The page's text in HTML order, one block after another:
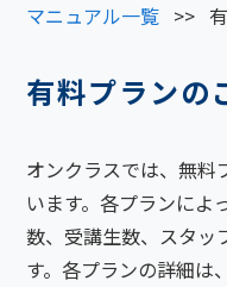
マニュアル一覧 >>
有料プランの
オンクラスでは、無料
います。各プランによ
数、受講生数、スタッ
す。各プランの詳細は